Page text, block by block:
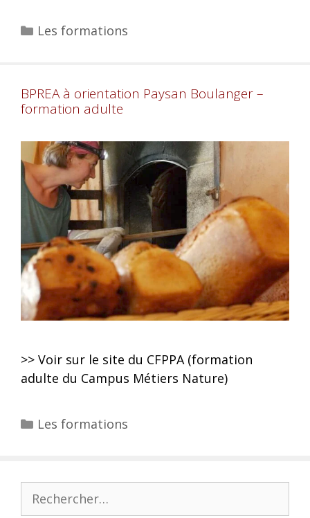
Les formations
BPREA à orientation Paysan Boulanger –
formation adulte
>> Voir sur le site du CFPPA (formation
adulte du Campus Métiers Nature)
Les formations